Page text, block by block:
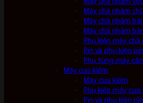
Máy chà nhám
Máy chà nhám
Máy chà nhám
Phụ kiện máy chà
Pin và phụ kiện pin
Phụ tùng máy
Máy cưa kiếm
Máy cưa kiếm
Phụ kiện máy cưa
Pin và phụ kiện pin